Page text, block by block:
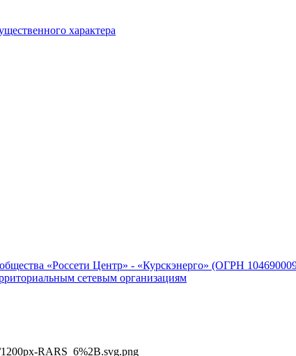
характера
«Россети Центр» - «Курскэнерго» (ОГРН
сетевым организациям